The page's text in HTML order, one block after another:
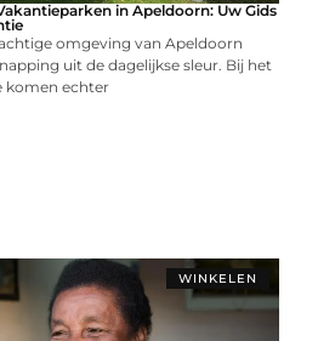
in Apeldoorn: Uw Gids
omgeving van Apeldoorn
uit de dagelijkse sleur. Bij het
komen echter
WINKELEN